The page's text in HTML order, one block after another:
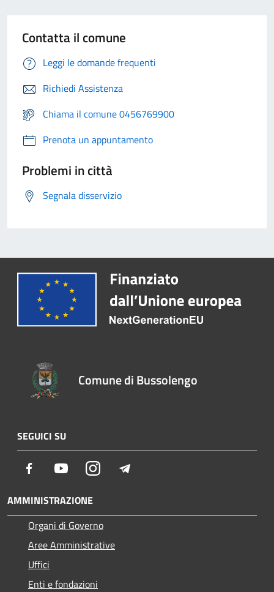
Contatta il comune
Leggi le domande frequenti
Richiedi Assistenza
Chiama il comune 0456769900
Prenota un appuntamento
Problemi in città
Segnala disservizio
Comune di Bussolengo
SEGUICI SU
Facebook YoutubeInstagram
AMMINISTRAZIONE
Organi di Governo
Aree Amministrative
Uffici
Enti e fondazioni